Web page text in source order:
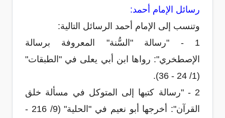
رسائل الإمام أحمد:
وتنسب إلى الإمام أحمد الرسائل التالية:
1 - "رسالة "السُّنة" المعروفة برسالة
الإصطخري": رواها ابن أبي يعلى في "الطبقات"
(1/ 24 - 36).
2 - "رسالة كتبها إلى المتوكل في مسألة خلق
القرآن": أخرجها أبو نعيم في "الحلية" (9/ 216 -